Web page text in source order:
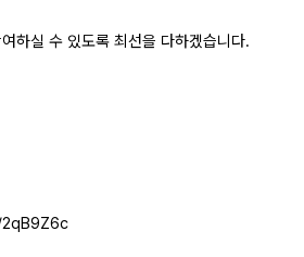
하실 수 있도록 최선을 다하겠습니다.